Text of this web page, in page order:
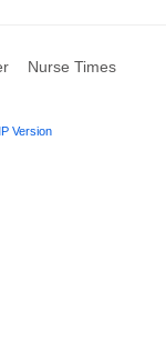
Nurse Times
Version